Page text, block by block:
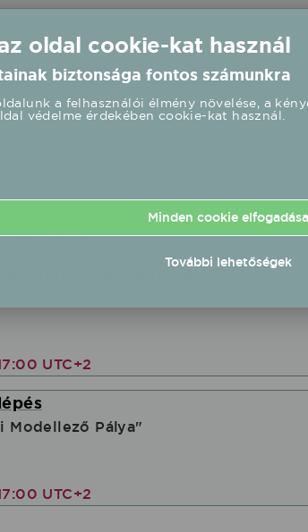
UTC+2
Őrület - Miss Bee fellépés
UTC+2
Modellező Pálya"
UTC+2
oldal cookie-kat használ
biztonsága fontos számunkra
a felhasználói élmény növelése, a
védelme érdekében cookie-kat használ.
Minden cookie elfogadása
További lehetőségek